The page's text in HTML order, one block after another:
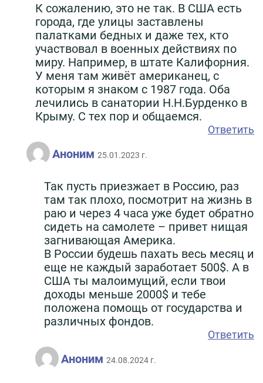
К сожалению, это не так. В США есть
города, где улицы заставлены
палатками бедных и даже тех, кто
участвовал в военных действиях по
миру. Например, в штате Калифорния.
У меня там живёт американец, с
которым я знаком с 1987 года. Оба
лечились в санатории Н.Н.Бурденко в
Крыму. С тех пор и общаемся.
Ответить
Аноним 25.01.2023 г.
Так пусть приезжает в Россию, раз
там так плохо, посмотрит на жизнь в
раю и через 4 часа уже будет обратно
сидеть на самолете – привет нищая
загнивающая Америка.
В России будешь пахать весь месяц и
еще не каждый заработает 500$. А в
США ты малоимущий, если твои
доходы меньше 2000$ и тебе
положена помощь от государства и
различных фондов.
Ответить
Аноним 24.08.2024 г.